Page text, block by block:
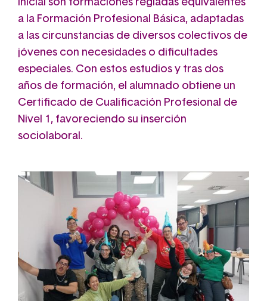
Inicial son formaciones regladas equivalentes
a la Formación Profesional Básica, adaptadas
a las circunstancias de diversos colectivos de
jóvenes con necesidades o dificultades
especiales. Con estos estudios y tras dos
años de formación, el alumnado obtiene un
Certificado de Cualificación Profesional de
Nivel 1, favoreciendo su inserción
sociolaboral.